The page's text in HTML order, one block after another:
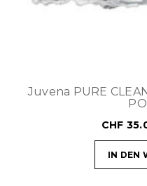
Juvena PURE
CHF
IN DEN